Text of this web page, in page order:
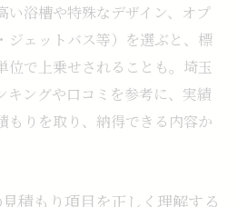
い浴槽や特殊なデザイン、オプ
ジェットバス等）を選ぶと、標
位で上乗せされることも。埼玉
キングや口コミを参考に、実績
もりを取り、納得できる内容か
積もり項目を正しく理解する